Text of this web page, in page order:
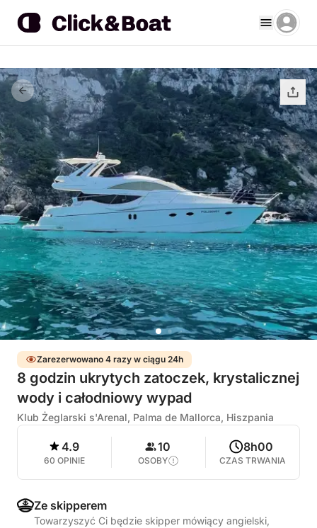
Zarezerwowano 4 razy w ciągu 24h
8 godzin ukrytych zatoczek, krystalicznej
wody i całodniowy wypad
Klub Żeglarski s'Arenal, Palma de Mallorca, Hiszpania
4.9
60 OPINIE
10
OSOBY
8h00
CZAS TRWANIA
Ze skipperem
Towarzyszyć Ci będzie skipper mówiący angielski,